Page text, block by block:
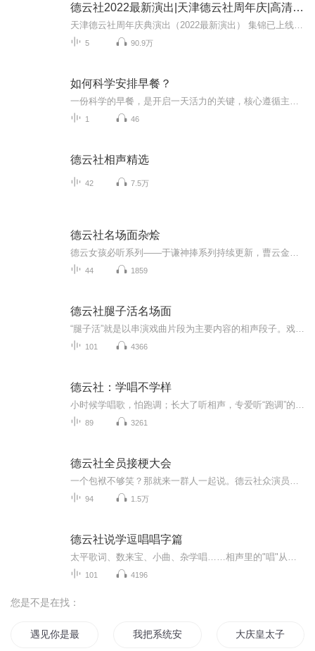
德云社2022最新演出|天津德云社周年庆|高清爆笑相声
5 90.9万
如何科学安排早餐？
1 46
德云社相声精选
42 7.5万
德云社名场面杂烩
44 1859
德云社腿子活名场面
101 4366
德云社：学唱不学样
89 3261
德云社全员接梗大会
94 1.5万
德云社说学逗唱唱字篇
101 4196
您是不是在找：
遇见你是最好的安排 我把系统安排了 大庆皇太子